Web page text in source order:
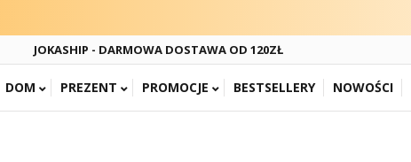
JOKASHIP - DARMOWA DOSTAWA OD 120ZŁ
DOM PREZENT PROMOCJE BESTSELLERY NOWOŚCI